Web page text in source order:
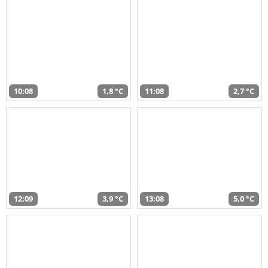
10:08 1,8 °C 11:08 2,7 °C
12:09 3,9 °C 13:08 5,0 °C